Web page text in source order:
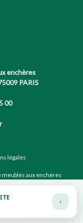
enchères
PARIS
00
légales
aux enchères